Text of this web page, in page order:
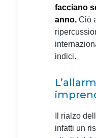
facciano
anno. Ciò
indici.
Il rialzo
infatti un